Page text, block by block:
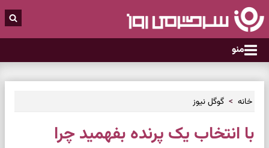
منو
خانه گوگل نیوز
با انتخاب یک پرنده بفهمید چرا